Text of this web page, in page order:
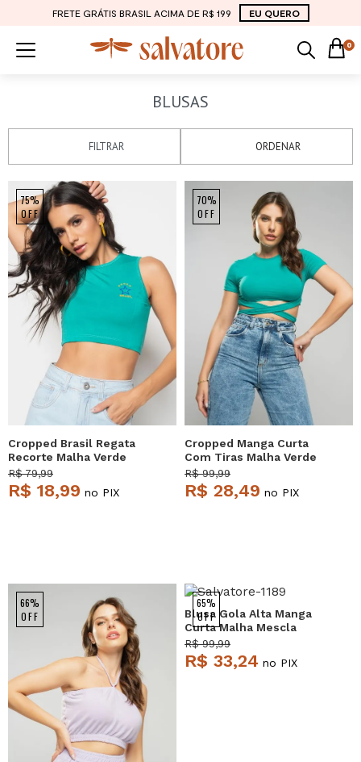
FRETE GRÁTIS BRASIL ACIMA DE R$ 199 EU QUERO
0
BLUSAS
FILTRAR ORDENAR
75%
OFF
Cropped Brasil Regata
Recorte Malha Verde
Salvatore
R$ 79,99
R$ 18,99 no PIX
70%
OFF
Cropped Manga Curta
Com Tiras Malha Verde
Salvatore
R$ 99,99
R$ 28,49 no PIX
66%
OFF
65%
OFF
Blusa Gola Alta Manga
Curta Malha Mescla
Salvatore
R$ 99,99
R$ 33,24 no PIX